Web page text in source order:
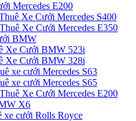
Mercedes E200
Xe Cưới Mercedes S400
Thuê Xe Cưới Mercedes E350
BMW
Xe Cưới BMW 523i
Xe Cưới BMW 328i
xe cưới Mercedes S63
xe cưới Mercedes S65
Thuê Xe Cưới Mercedes E200
X6
xe cưới Rolls Royce